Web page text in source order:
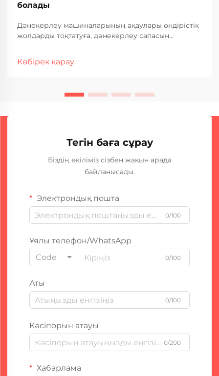
болады
Дәнекерлеу машиналарының ақаулары өндірістік
жолдарды тоқтатуға, дәнекерлеу сапасын
кездесетін ақаулар мен олардың ақаулықтарын
Көбірек қарау
Тегін баға сұрау
Біздің өкіліміз сізбен жақын арада
байланысады.
Электрондық пошта
0/100
Ұялы телефон/WhatsApp
Code
0/100
Аты
0/100
Кәсіпорын атауы
0/200
Хабарлама